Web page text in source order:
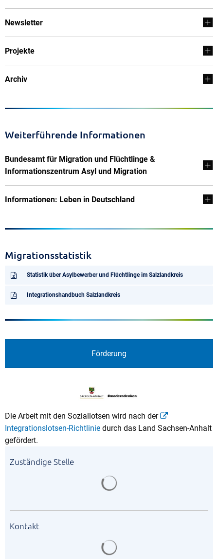
Newsletter
Projekte
Archiv
Weiterführende Informationen
Bundesamt für Migration und Flüchtlinge &
Informationszentrum Asyl und Migration
Informationen: Leben in Deutschland
Migrationsstatistik
Statistik über Asylbewerber und Flüchtlinge im Salzlandkreis
Integrationshandbuch Salzlandkreis
Förderung
Die Arbeit mit den Soziallotsen wird nach der
Integrationslotsen-Richtlinie durch das Land Sachsen-Anhalt
gefördert.
Zuständige Stelle
Kontakt